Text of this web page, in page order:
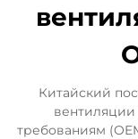
Китайский
требованиям